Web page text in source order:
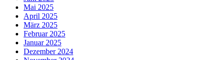
Mai 2025
April 2025
März 2025
Februar 2025
Januar 2025
Dezember 2024